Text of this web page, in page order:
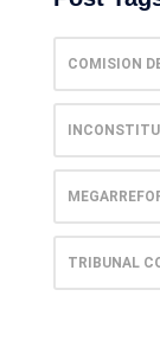
COMISION
TRIBUNAL